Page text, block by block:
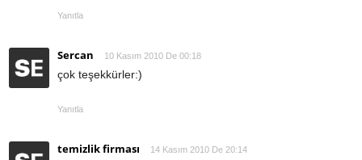
Yanıtla
Sercan 10 Kasım 2010 De 00:18
çok teşekkürler:)
Yanıtla
temizlik firması 14 Kasım 2010 De 20:14